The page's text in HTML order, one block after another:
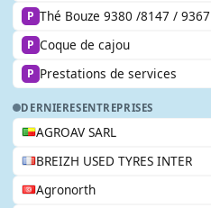
P Thé Bouze 9380 /8147 / 9367
P Coque de cajou
P Prestations de services
DERNIERESENTREPRISES
AGROAV SARL
BREIZH USED TYRES INTER
Agronorth